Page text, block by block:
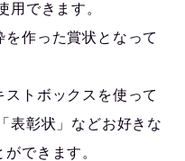
用できます。
作った賞状となって
ストボックスを使って
表彰状」などお好きな
できます。